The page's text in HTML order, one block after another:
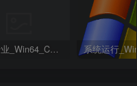
工程行业_Win64_Cadence Fidelity Pointwise 2024.1 x64资源下载地址_百度网盘迅雷BT